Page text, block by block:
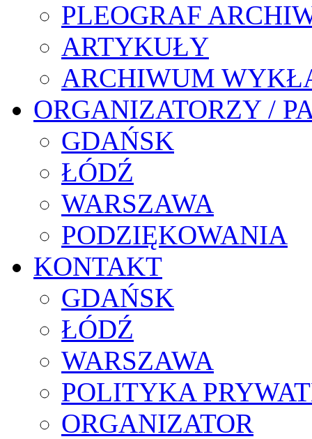
PLEOGRAF
ARTYKUŁY
ARCHIWUM
ORGANIZATORZY /
GDAŃSK
ŁÓDŹ
WARSZAWA
PODZIĘKOWANIA
KONTAKT
GDAŃSK
ŁÓDŹ
WARSZAWA
POLITYKA
ORGANIZATOR